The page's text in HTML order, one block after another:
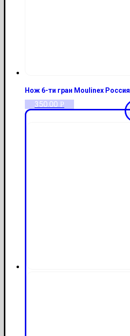
Нож 6-ти гран Moulinex Россия
350.00 Р